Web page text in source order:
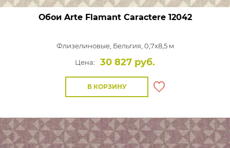
Обои Arte Flamant Caractere12042
Флизелиновые, Бельгия, 0,7x8,5 м
Цена:
30 827 руб.
В КОРЗИНУ